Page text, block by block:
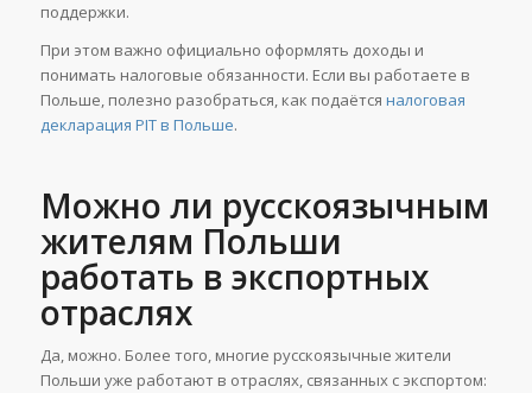
поддержки.
При этом важно официально оформлять доходы и
понимать налоговые обязанности. Если вы работаете в
Польше, полезно разобраться, как подаётся налоговая
декларация PIT в Польше.
Можно ли русскоязычным
жителям Польши
работать в экспортных
отраслях
Да, можно. Более того, многие русскоязычные жители
Польши уже работают в отраслях, связанных с экспортом: